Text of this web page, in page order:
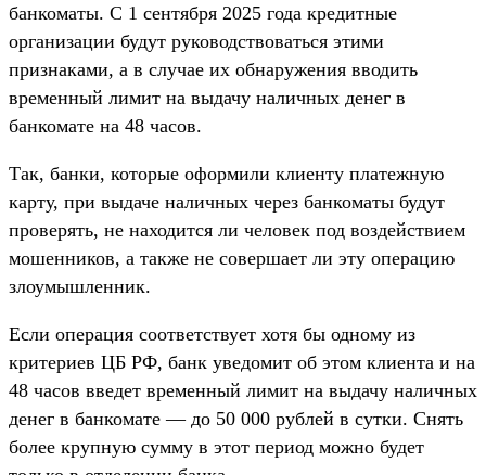
банкоматы. С 1 сентября 2025 года кредитные
организации будут руководствоваться этими
признаками, а в случае их обнаружения вводить
временный лимит на выдачу наличных денег в
банкомате на 48 часов.
Так, банки, которые оформили клиенту платежную
карту, при выдаче наличных через банкоматы будут
проверять, не находится ли человек под воздействием
мошенников, а также не совершает ли эту операцию
злоумышленник.
Если операция соответствует хотя бы одному из
критериев ЦБ РФ, банк уведомит об этом клиента и на
48 часов введет временный лимит на выдачу наличных
денег в банкомате — до 50 000 рублей в сутки. Снять
более крупную сумму в этот период можно будет